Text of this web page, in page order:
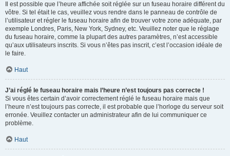
Il est possible que l’heure affichée soit réglée sur un fuseau horaire différent du
vôtre. Si tel était le cas, veuillez vous rendre dans le panneau de contrôle de
l’utilisateur et régler le fuseau horaire afin de trouver votre zone adéquate, par
exemple Londres, Paris, New York, Sydney, etc. Veuillez noter que le réglage
du fuseau horaire, comme la plupart des autres paramètres, n’est accessible
qu’aux utilisateurs inscrits. Si vous n’êtes pas inscrit, c’est l’occasion idéale de
le faire.
Haut
J’ai réglé le fuseau horaire mais l’heure n’est toujours pas correcte !
Si vous êtes certain d’avoir correctement réglé le fuseau horaire mais que
l’heure n’est toujours pas correcte, il est probable que l’horloge du serveur soit
erronée. Veuillez contacter un administrateur afin de lui communiquer ce
problème.
Haut